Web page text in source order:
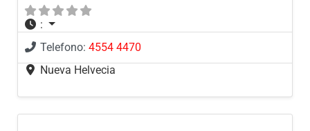
:
Telefono: 4554 4470
Nueva Helvecia